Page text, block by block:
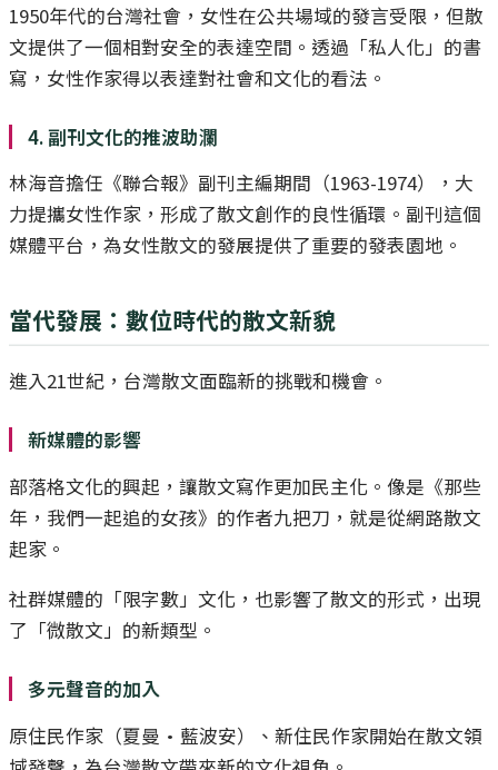
1950年代的台灣社會，女性在公共場域的發言受限，但散
文提供了一個相對安全的表達空間。透過「私人化」的書
寫，女性作家得以表達對社會和文化的看法。
4. 副刊文化的推波助瀾
林海音擔任《聯合報》副刊主編期間（1963-1974），大
力提攜女性作家，形成了散文創作的良性循環。副刊這個
媒體平台，為女性散文的發展提供了重要的發表園地。
當代發展：數位時代的散文新貌
進入21世紀，台灣散文面臨新的挑戰和機會。
新媒體的影響
部落格文化的興起，讓散文寫作更加民主化。像是《那些
年，我們一起追的女孩》的作者九把刀，就是從網路散文
起家。
社群媒體的「限字數」文化，也影響了散文的形式，出現
了「微散文」的新類型。
多元聲音的加入
原住民作家（夏曼·藍波安）、新住民作家開始在散文領